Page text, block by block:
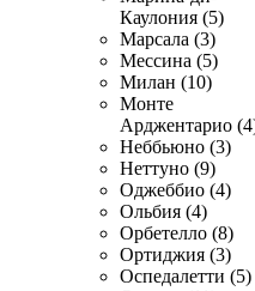
Каулония (5)
Марсала (3)
Мессина (5)
Милан (10)
Монте
Арджентарио
Неббьюно (3)
Неттуно (9)
Оджеббио (4)
Ольбия (4)
Орбетелло (8)
Ортиджия (3)
Оспедалетти (5)